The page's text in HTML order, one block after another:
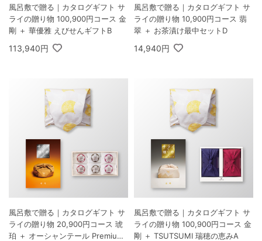
風呂敷で贈る｜カタログギフト サ
ライの贈り物 100,900円コース 金
剛 ＋ 華優雅 えびせんギフトB
113,940円
風呂敷で贈る｜カタログギフト サ
ライの贈り物 10,900円コース 翡
翠 ＋ お茶漬け最中セットD
14,940円
風呂敷で贈る｜カタログギフト サ
ライの贈り物 20,900円コース 琥
珀 ＋ オーシャンテール Premium
風呂敷で贈る｜カタログギフト サ
ライの贈り物 100,900円コース 金
剛 ＋ TSUTSUMI 瑞穂の恵みA